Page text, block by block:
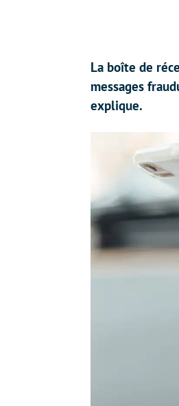
La boîte de
messages
explique.